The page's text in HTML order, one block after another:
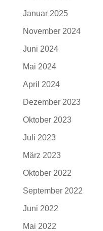
Januar 2025
November 2024
Juni 2024
Mai 2024
April 2024
Dezember 2023
Oktober 2023
Juli 2023
März 2023
Oktober 2022
September 2022
Juni 2022
Mai 2022